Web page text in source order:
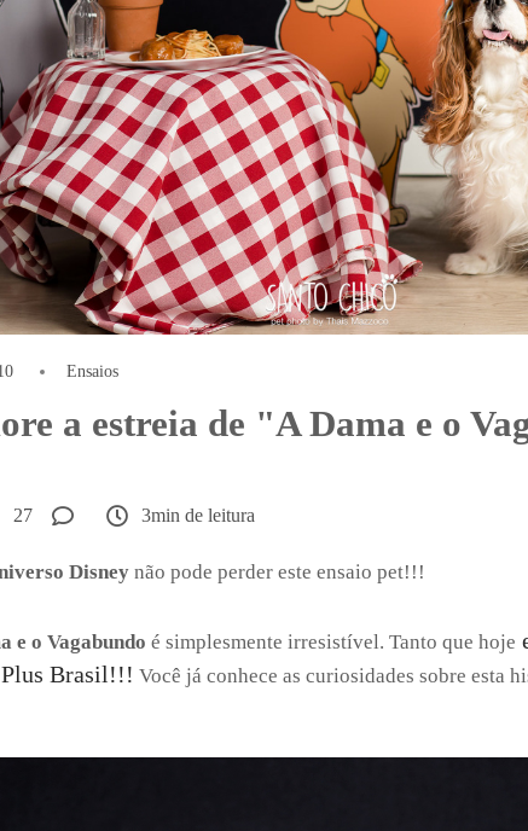
Ensaios
a estreia de "A Dama e o
27 3min de leitura
Disney não pode perder este ensaio pet!!!
e o Vagabundo é simplesmente irresistível. Tanto que hoje
Brasil!!! Você já conhece as curiosidades sobre esta